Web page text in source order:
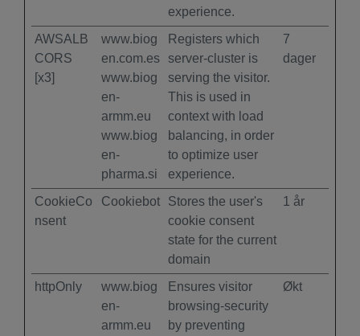
experience.
AWSALB
CORS
[x3]
www.biog
en.com.es
www.biog
en-
armm.eu
www.biog
en-
pharma.si
Registers which
server-cluster is
serving the visitor.
This is used in
context with load
balancing, in order
to optimize user
experience.
7
dager
CookieCo
nsent
Cookiebot
Stores the user's
cookie consent
state for the current
domain
1 år
httpOnly
www.biog
en-
armm.eu
Ensures visitor
browsing-security
by preventing
Økt